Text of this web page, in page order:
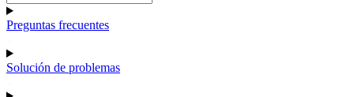
Preguntas frecuentes
Solución de problemas